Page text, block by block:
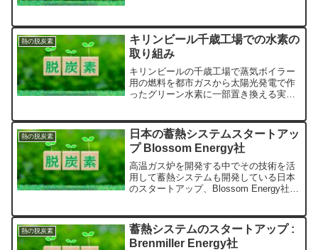
ルギーを調達し、熱を自社で作る、と言
う方法が考えられる。
熱の脱炭素
キリンビール千歳工場での水素の
取り組み
キリンビールの千歳工場で蒸気ボイラー
用の燃料を都市ガスから太陽光発電で作
ったグリーン水素に一部置き換える実証
熱の脱炭素
日本の蓄熱システムスタートアッ
プ Blossom Energy社
高温ガス炉を開発する中でその技術を活
用して蓄熱システムも開発している日本
のスタートアップ、Blossom Energy社に
熱の脱炭素
蓄熱システムのスタートアップ :
Brenmiller Energy社